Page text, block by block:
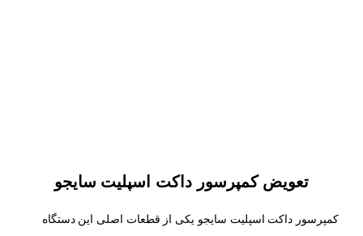
تعویض کمپرسور داکت اسپلیت سایجو
کمپرسور داکت اسپلیت سایجو یکی از قطعات اصلی این دستگاه